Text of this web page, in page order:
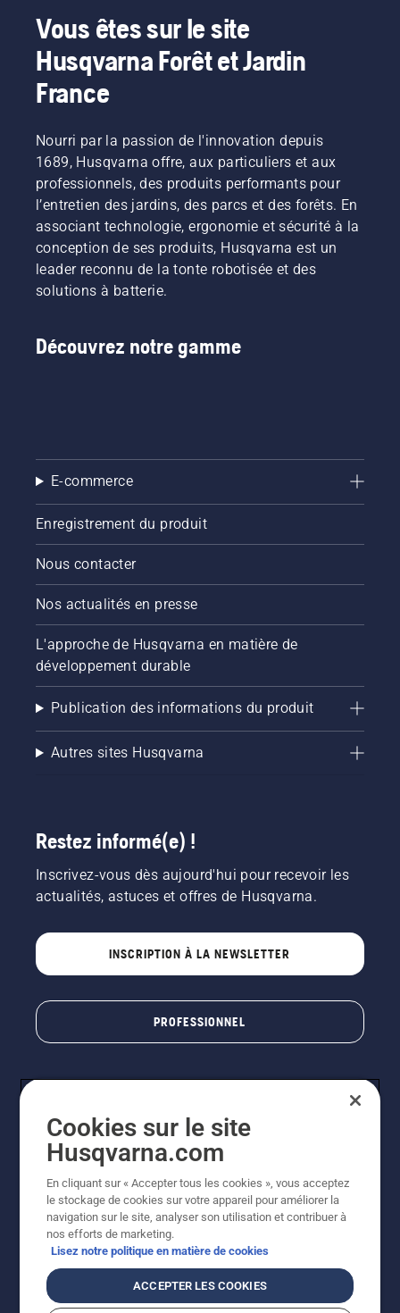
Vous êtes sur le site
Husqvarna Forêt et Jardin
France
Nourri par la passion de l'innovation depuis
1689, Husqvarna offre, aux particuliers et aux
professionnels, des produits performants pour
l’entretien des jardins, des parcs et des forêts. En
associant technologie, ergonomie et sécurité à la
conception de ses produits, Husqvarna est un
leader reconnu de la tonte robotisée et des
solutions à batterie.
Découvrez notre gamme
E-commerce
Enregistrement du produit
Nous contacter
Nos actualités en presse
L'approche de Husqvarna en matière de
développement durable
Publication des informations du produit
Autres sites Husqvarna
Restez informé(e) !
Inscrivez-vous dès aujourd'hui pour recevoir les
actualités, astuces et offres de Husqvarna.
INSCRIPTION À LA NEWSLETTER
PROFESSIONNEL
© Husqvarna AB (publ). Tous droits réservés. Les prix
indiqués sont des prix de vente conseillés. Photos non
contractuelles. Tous les prix indiqués sont des prix de
disponible pour un achat direct.
Cookies sur le site
Husqvarna.com
En cliquant sur « Accepter tous les cookies », vous acceptez
le stockage de cookies sur votre appareil pour améliorer la
navigation sur le site, analyser son utilisation et contribuer à
nos efforts de marketing.
Lisez notre politique en matière de cookies
ACCEPTER LES COOKIES